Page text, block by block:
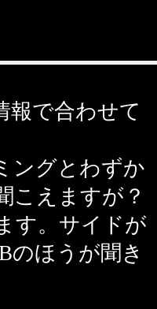
報で合わせて
ングとわずか
こえますが？
す。サイドが
のほうが聞き